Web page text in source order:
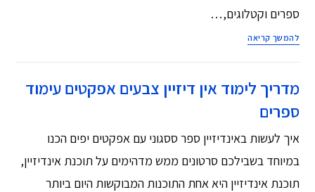
ספרים וקטלוגים,…
להמשך קריאה
מדריך לימוד אין דיזיין צבעים אפקטים עימוד
ספרים
איך לעשות באינדיזיין ספר ססגוני עם אפקטים יפים הכנו
במיוחד בשבילכם סרטונים ממש מדהימים על תוכנת אינדיזיין,
תוכנת אינדיזיין היא אחת התוכנות המבוקשות היום ביותר